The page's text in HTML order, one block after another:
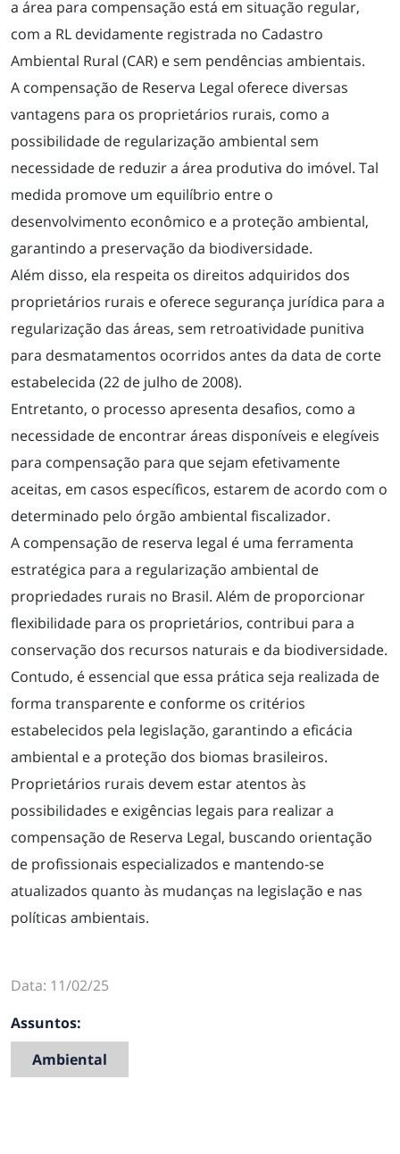
O ESCRITÓRIO
ÁREAS DE ATUAÇÃO
EQUIPE
NOTÍCIAS
CONTATO
a área para compensação está em situação regular,
com a RL devidamente registrada no Cadastro
Ambiental Rural (CAR) e sem pendências ambientais.
A compensação de Reserva Legal oferece diversas
vantagens para os proprietários rurais, como a
possibilidade de regularização ambiental sem
necessidade de reduzir a área produtiva do imóvel. Tal
medida promove um equilíbrio entre o
desenvolvimento econômico e a proteção ambiental,
garantindo a preservação da biodiversidade.
Além disso, ela respeita os direitos adquiridos dos
proprietários rurais e oferece segurança jurídica para a
regularização das áreas, sem retroatividade punitiva
para desmatamentos ocorridos antes da data de corte
estabelecida (22 de julho de 2008).
Entretanto, o processo apresenta desafios, como a
necessidade de encontrar áreas disponíveis e elegíveis
para compensação para que sejam efetivamente
aceitas, em casos específicos, estarem de acordo com o
determinado pelo órgão ambiental fiscalizador.
A compensação de reserva legal é uma ferramenta
estratégica para a regularização ambiental de
propriedades rurais no Brasil. Além de proporcionar
flexibilidade para os proprietários, contribui para a
conservação dos recursos naturais e da biodiversidade.
Contudo, é essencial que essa prática seja realizada de
forma transparente e conforme os critérios
estabelecidos pela legislação, garantindo a eficácia
ambiental e a proteção dos biomas brasileiros.
Proprietários rurais devem estar atentos às
possibilidades e exigências legais para realizar a
compensação de Reserva Legal, buscando orientação
de profissionais especializados e mantendo-se
atualizados quanto às mudanças na legislação e nas
políticas ambientais.
Data: 11/02/25
Assuntos:
Ambiental